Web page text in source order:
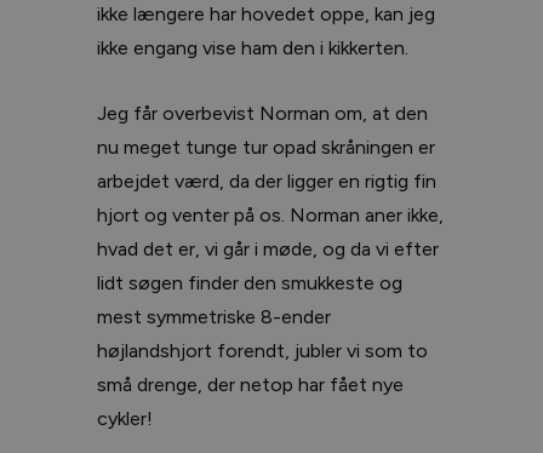
ikke længere har hovedet oppe, kan jeg
ikke engang vise ham den i kikkerten.
Jeg får overbevist Norman om, at den
nu meget tunge tur opad skråningen er
arbejdet værd, da der ligger en rigtig fin
hjort og venter på os. Norman aner ikke,
hvad det er, vi går i møde, og da vi efter
lidt søgen finder den smukkeste og
mest symmetriske 8-ender
højlandshjort forendt, jubler vi som to
små drenge, der netop har fået nye
cykler!